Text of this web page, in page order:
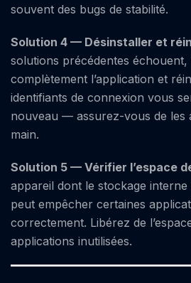
souvent des bugs de stabilité.
Solution 4 — Désinstaller et
solutions précédentes échouent,
complètement l’application et
identifiants de connexion vous
nouveau — assurez-vous de les
main.
Solution 5 — Vérifier l’espace
appareil dont le stockage
peut empêcher certaines
correctement. Libérez de
applications inutilisées.